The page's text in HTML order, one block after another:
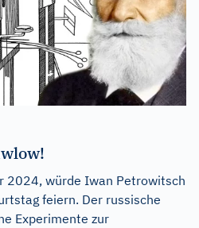
2024, würde Iwan Petrowitsch
feiern. Der russische
Experimente zur